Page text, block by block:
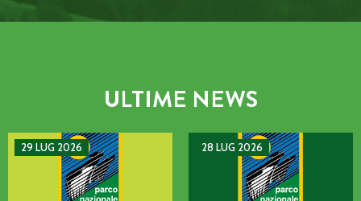
ULTIME NEWS
29 LUG 2026
AVVISO DI GUASTO SULLA LINEA TELEFONICA DELL’ENTE
28 LUG 2026
MANIFESTAZIONE DI